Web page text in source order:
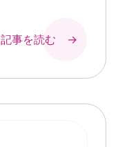
記事を読む →